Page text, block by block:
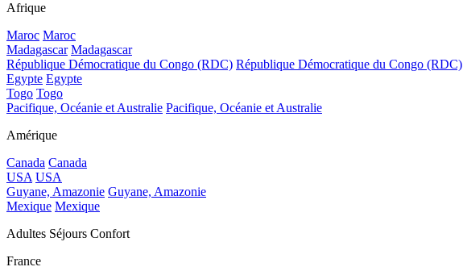
Afrique
Maroc Maroc
Madagascar Madagascar
République Démocratique du Congo (RDC) République Démocratique du Congo (RDC)
Egypte Egypte
Togo Togo
Pacifique, Océanie et Australie Pacifique, Océanie et Australie
Amérique
Canada Canada
USA USA
Guyane, Amazonie Guyane, Amazonie
Mexique Mexique
Adultes Séjours Confort
France